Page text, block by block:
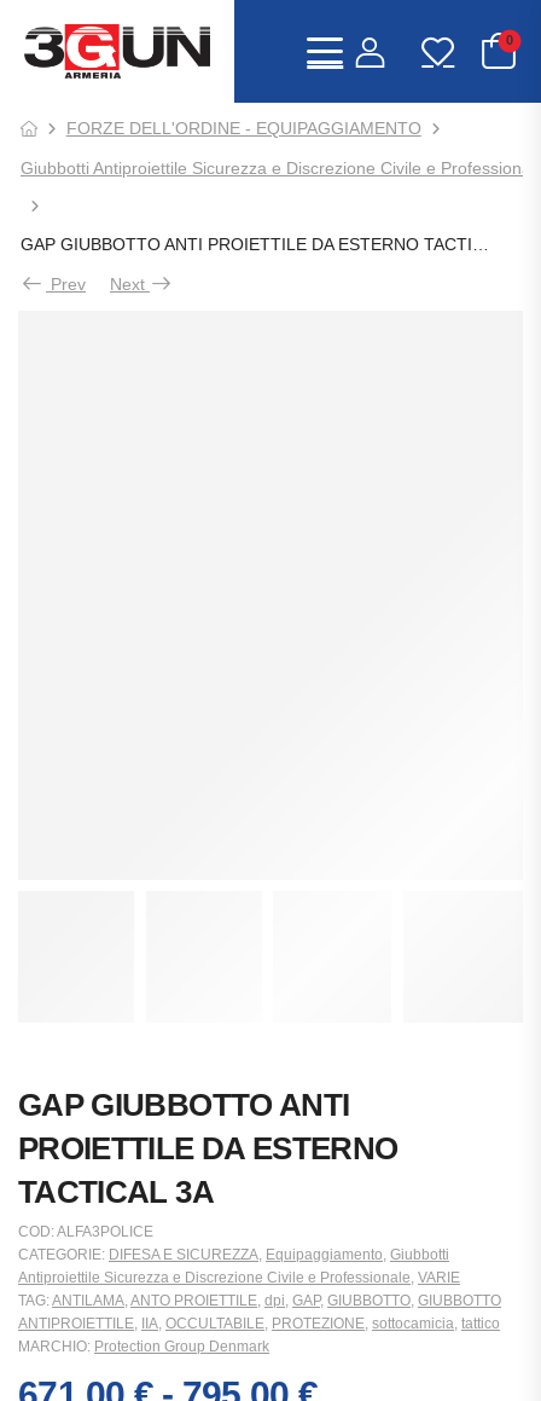
0
FORZE DELL'ORDINE - EQUIPAGGIAMENTO
Giubbotti Antiproiettile Sicurezza e Discrezione Civile e
Prev Next
GAP GIUBBOTTO ANTI
PROIETTILE DA ESTERNO
TACTICAL 3A
COD:ALFA3POLICE
CATEGORIE: DIFESA E SICUREZZA, Equipaggiamento, Giubbotti
Antiproiettile Sicurezza e Discrezione Civile e Professionale, VARIE
TAG:ANTILAMA,ANTO PROIETTILE, dpi, GAP, GIUBBOTTO, GIUBBOTTO
ANTIPROIETTILE, IIA, OCCULTABILE, PROTEZIONE, sottocamicia, tattico
MARCHIO: Protection Group Denmark